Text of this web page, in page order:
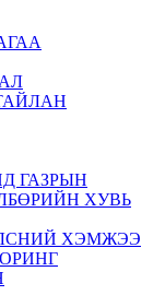
ГАЗРЫН
ХУВЬ
ХЭМЖЭЭ